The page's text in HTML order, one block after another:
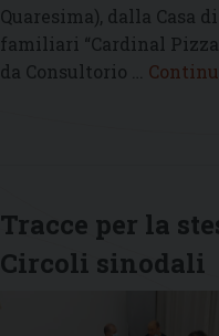
Quaresima), dalla Casa
familiari “Cardinal
da Consultorio …
Tracce per la
Circoli sinodali